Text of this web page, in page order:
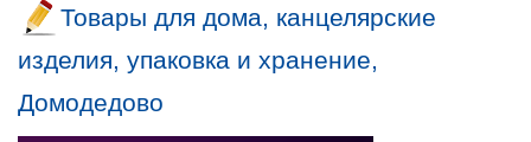
Товары для дома, канцелярские
изделия, упаковка и хранение,
Домодедово